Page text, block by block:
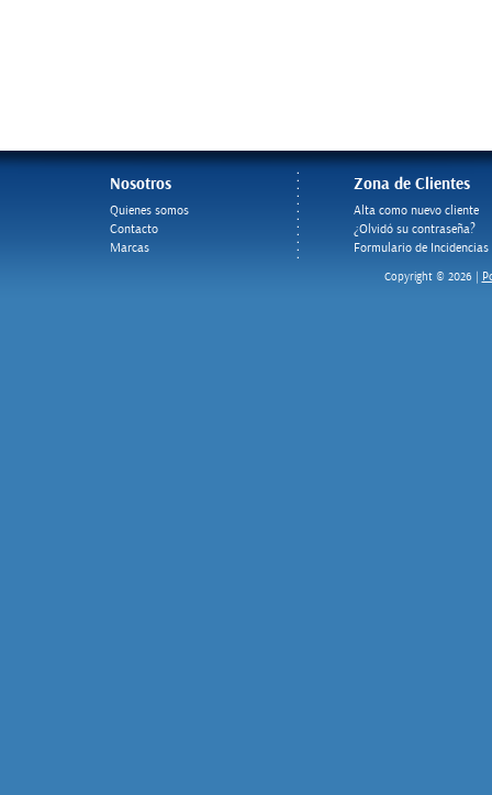
Nosotros
Quienes somos
Contacto
Marcas
Zona de Clientes
Alta como nuevo cliente
¿Olvidó su contraseña?
Formulario de Incidencias
Copyright © 2026 |